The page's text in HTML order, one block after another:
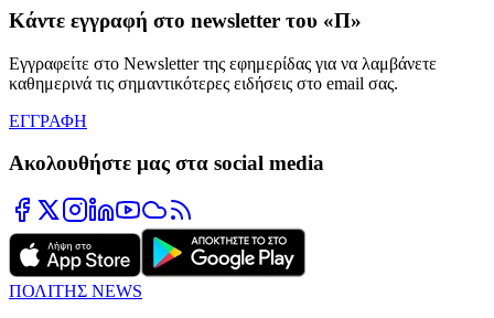
Κάντε εγγραφή στο newsletter του «Π»
Εγγραφείτε στο Newsletter της εφημερίδας για να λαμβάνετε
καθημερινά τις σημαντικότερες ειδήσεις στο email σας.
ΕΓΓΡΑΦΗ
Ακολουθήστε μας στα social media
ΠΟΛΙΤΗΣ NEWS